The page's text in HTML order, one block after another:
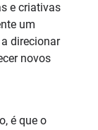
e criativas
um
direcionar
novos
é que o